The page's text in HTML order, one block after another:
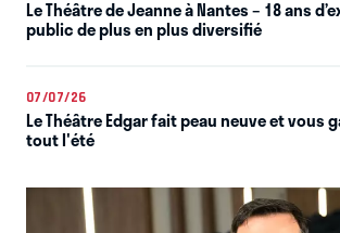
Le Théâtre de Jeanne à Nantes – 18 ans
public de plus en plus diversifié
07/07/26
Le Théâtre Edgar fait peau neuve et vous
tout l'été